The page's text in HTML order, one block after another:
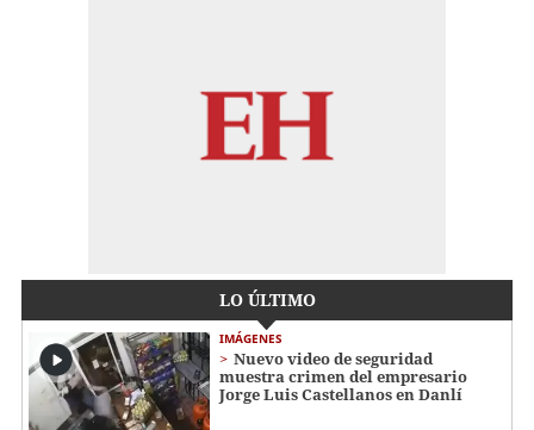
LO ÚLTIMO
IMÁGENES
Nuevo video de seguridad
muestra crimen del empresario
Jorge Luis Castellanos en Danlí